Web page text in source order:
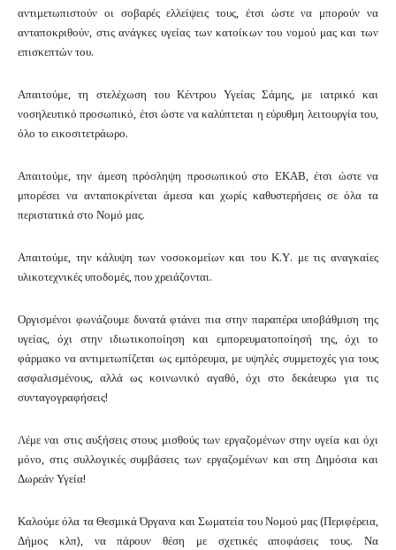
αντιμετωπιστούν οι σοβαρές ελλείψεις τους, έτσι ώστε να μπορούν να
ανταποκριθούν, στις ανάγκες υγείας των κατοίκων του νομού μας και των
επισκεπτών του.
Απαιτούμε, τη στελέχωση του Κέντρου Υγείας Σάμης, με ιατρικό και
νοσηλευτικό προσωπικό, έτσι ώστε να καλύπτεται η εύρυθμη λειτουργία του,
όλο το εικοσιτετράωρο.
Απαιτούμε, την άμεση πρόσληψη προσωπικού στο ΕΚΑΒ, έτσι ώστε να
μπορέσει να ανταποκρίνεται άμεσα και χωρίς καθυστερήσεις σε όλα τα
περιστατικά στο Νομό μας.
Απαιτούμε, την κάλυψη των νοσοκομείων και του Κ.Υ. με τις αναγκαίες
υλικοτεχνικές υποδομές, που χρειάζονται.
Οργισμένοι φωνάζουμε δυνατά φτάνει πια στην παραπέρα υποβάθμιση της
υγείας, όχι στην ιδιωτικοποίηση και εμπορευματοποίησή της, όχι το
φάρμακο να αντιμετωπίζεται ως εμπόρευμα, με υψηλές συμμετοχές για τους
ασφαλισμένους, αλλά ως κοινωνικό αγαθό, όχι στο δεκάευρω για τις
συνταγογραφήσεις!
Λέμε ναι στις αυξήσεις στους μισθούς των εργαζομένων στην υγεία και όχι
μόνο, στις συλλογικές συμβάσεις των εργαζομένων καιστη Δημόσια και
Δωρεάν Υγεία!
Καλούμε όλα τα Θεσμικά Όργανα και Σωματεία του Νομού μας (Περιφέρεια,
Δήμος κλπ), να πάρουν θέση με σχετικές αποφάσεις τους. Να